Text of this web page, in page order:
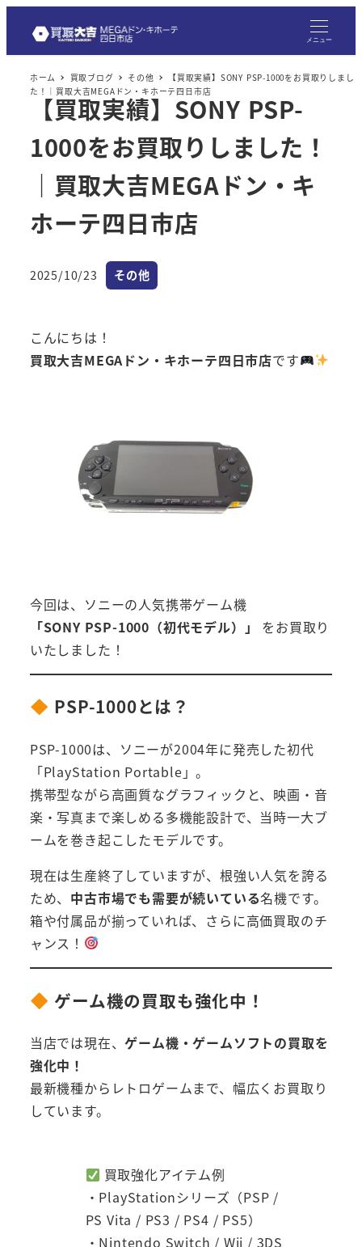
メニュー
ホーム 買取ブログ その他
【買取実績】SONY PSP-1000をお買取りしまし
た！｜買取大吉MEGAドン・キホーテ四日市店
【買取実績】SONY PSP-
1000をお買取りしました！
｜買取大吉MEGAドン・キ
ホーテ四日市店
投稿日
2025/10/23 カテゴリー
その他
こんにちは！
買取大吉MEGAドン・キホーテ四日市店です
今回は、ソニーの人気携帯ゲーム機
「SONY PSP-1000（初代モデル）」
をお買取り
いたしました！
PSP-1000とは？
PSP-1000は、ソニーが2004年に発売した初代
「PlayStation Portable」。
携帯型ながら高画質なグラフィックと、映画・音
楽・写真まで楽しめる多機能設計で、当時一大ブ
ームを巻き起こしたモデルです。
現在は生産終了していますが、根強い人気を誇る
ため、 中古市場でも需要が続いている名機です。
箱や付属品が揃っていれば、さらに高価買取のチ
ャンス！
ゲーム機の買取も強化中！
当店では現在、ゲーム機・ゲームソフトの買取を
強化中！
最新機種からレトロゲームまで、幅広くお買取り
しています。
買取強化アイテム例
・PlayStationシリーズ（PSP /
PS Vita / PS3 / PS4 / PS5）
・Nintendo Switch / Wii / 3DS